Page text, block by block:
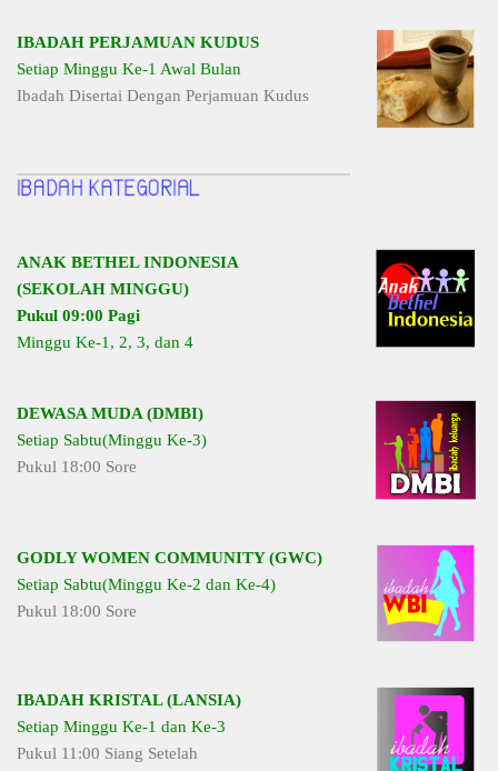
IBADAH PERJAMUAN KUDUS
Setiap Minggu Ke-1 Awal Bulan
Ibadah Disertai Dengan Perjamuan Kudus
ANAK BETHEL INDONESIA
(SEKOLAH MINGGU)
Pukul 09:00 Pagi
Minggu Ke-1, 2, 3, dan 4
DEWASA MUDA (DMBI)
Setiap Sabtu(Minggu Ke-3)
Pukul 18:00 Sore
GODLY WOMEN COMMUNITY (GWC)
Setiap Sabtu(Minggu Ke-2 dan Ke-4)
Pukul 18:00 Sore
IBADAH KRISTAL (LANSIA)
Setiap Minggu Ke-1 dan Ke-3
Pukul 11:00 Siang Setelah